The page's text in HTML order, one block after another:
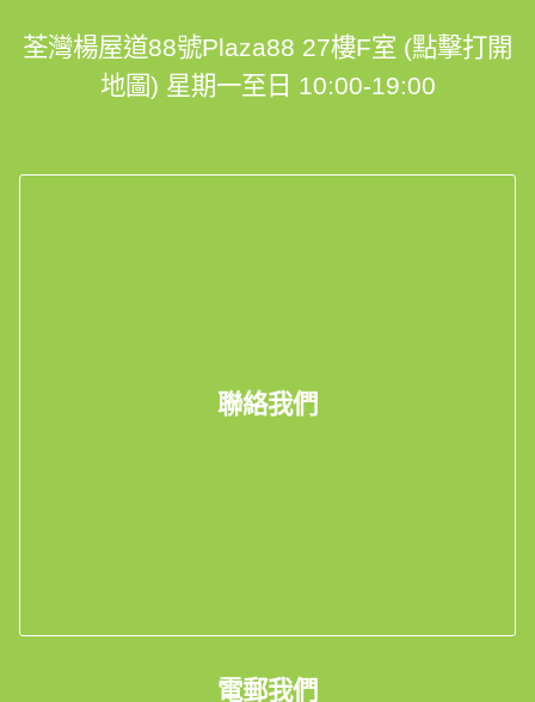
荃灣楊屋道88號Plaza88 27樓F室 (點擊打開
地圖) 星期一至日 10:00-19:00
聯絡我們
電郵我們